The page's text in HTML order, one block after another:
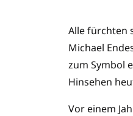
Alle fürchten
Michael
zum Symbol
Hinsehen
Vor einem